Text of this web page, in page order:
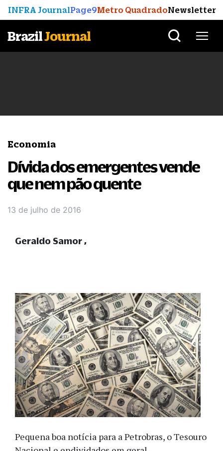
INFRA JournalPage9Metro QuadradoNewsletter
BrazilJournal
Economia
Dívida dos emergentes vende
que nem pão quente
13 de julho de 2016
Pequena boa notícia para a Petrobras, o Tesouro
Geraldo Samor